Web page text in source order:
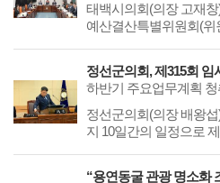
태백시의회(의장 고재
예산결산특별위원회(위
정선군의회, 제315회 임
하반기 주요업무계획
정선군의회(의장 배왕
지 10일간의 일정으로